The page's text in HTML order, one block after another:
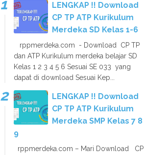
LENGKAP !! Download
CP TP ATP Kurikulum
Merdeka SD Kelas 1-6
rppmerdeka.com - Download CP TP
dan ATP Kurikulum merdeka belajar SD
Kelas 1 2 3 4 5 6 Sesuai SE 033 yang
dapat di download Sesuai Kep...
LENGKAP !! Download
CP TP ATP Kurikulum
Merdeka SMP Kelas 7 8
9
rppmerdeka.com – Mari Download CP